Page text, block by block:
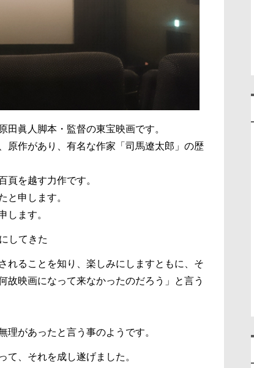
眞人脚本・監督の東宝映画です。
原作があり、有名な作家「司馬遼太郎」の歴
頁を越す力作です。
と申します。
します。
してきた
れることを知り、楽しみにしますともに、そ
故映画になって来なかったのだろう」と言う
理があったと言う事のようです。
て、それを成し遂げました。